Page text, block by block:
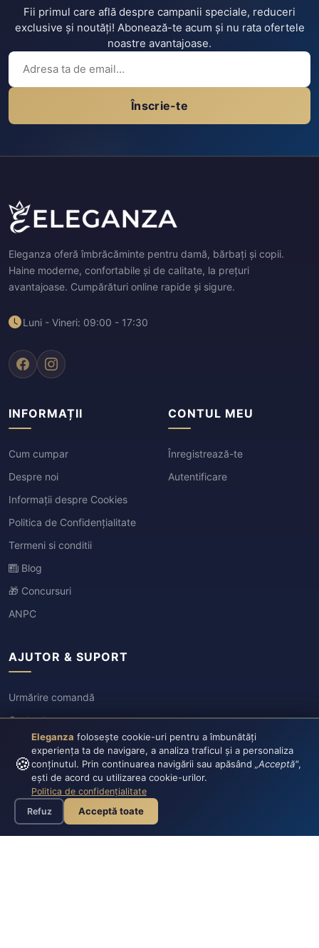
Fii primul care află despre campanii speciale, reduceri
exclusive și noutăți! Abonează-te acum și nu rata ofertele
noastre avantajoase.
Înscrie-te
Eleganza oferă îmbrăcăminte pentru damă, bărbați și copii.
Haine moderne, confortabile și de calitate, la prețuri
avantajoase. Cumpărături online rapide și sigure.
Luni - Vineri: 09:00 - 17:30
INFORMAȚII
Cum cumpar
Despre noi
Informații despre Cookies
Politica de Confidențialitate
Termeni si conditii
Blog
🎁 Concursuri
ANPC
CONTUL MEU
Înregistrează-te
Autentificare
AJUTOR & SUPORT
Urmărire comandă
Contact
Retururi & Schimburi
🍪
Eleganza folosește cookie-uri pentru a îmbunătăți
experiența ta de navigare, a analiza traficul și a personaliza
conținutul. Prin continuarea navigării sau apăsând „Acceptă",
ești de acord cu utilizarea cookie-urilor.
Politica de confidențialitate
Refuz
Acceptă toate